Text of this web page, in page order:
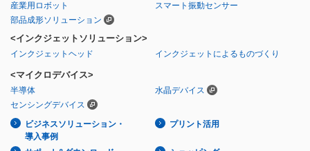
産業用ロボット
スマート振動センサー
部品成形ソリューション
<インクジェットソリューション>
インクジェットヘッド インクジェットによるものづくり
<マイクロデバイス>
半導体
水晶デバイス
センシングデバイス
ビジネスソリューション・
導入事例
プリント活用